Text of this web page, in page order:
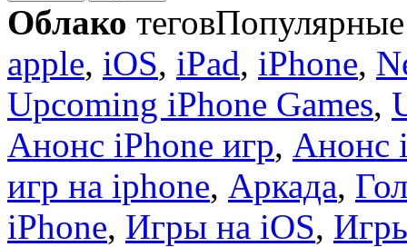
Облако теговПопулярные
apple, iOS, iPad, iPhone,
Upcoming iPhone Games,
Анонс iPhone игр, Анонс
игр на iphone, Аркада,
iPhone, Игры на iOS,